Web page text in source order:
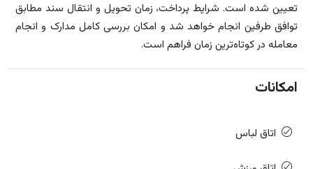
تعیین شده است. شرایط پرداخت، زمان تحویل و انتقال سند مطابق
توافق طرفین انجام خواهد شد و امکان بررسی کامل مدارک و انجام
معامله در کوتاه‌ترین زمان فراهم است.
امکانات
اتاق لباس